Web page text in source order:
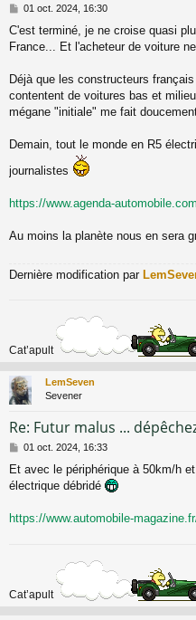
M
s
s
g
e
01 oct. 2024, 16:30
C'est terminé, je ne croise quasi
France... Et l'acheteur de voiture
Déjà que les constructeurs
contentent de voitures bas et
mégane "initiale" me fait
Demain, tout le monde en R5
journalistes
https://www.agenda-
Au moins la planète nous en sera
Dernière modification par
Cat’apult
LemSeven
Sevener
Re: Futur malus ...
M
s
s
g
e
01 oct. 2024, 16:33
Et avec le périphérique à 50km/h
électrique débridé
https://www.automobile-
Cat’apult